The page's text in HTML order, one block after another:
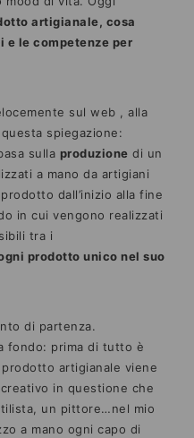
artigianale, cosa
e le competenze per
sul web , alla
spiegazione:
sulla produzione di un
a mano da artigiani
dall’inizio alla fine
in cui vengono realizzati
tra i
prodotto unico nel suo
di partenza.
fondo: prima di tutto è
artigianale viene
in questione che
un pittore…nel mio
a mano ogni capo di